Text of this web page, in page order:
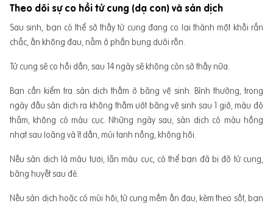
Theo dõi sự co hồi tử cung (dạ con) và sản dịch
Sau sinh, bạn có thể sờ thấy tử cung đang co lại thành một khối rắn
chắc, ấn không đau, nằm ở phần bụng dưới rốn.
Tử cung sẽ co hồi dần, sau 14 ngày sẽ không còn sờ thấy nữa.
Bạn cần kiểm tra sản dịch thấm ở băng vệ sinh. Bình thường, trong
ngày đầu sản dịch ra không thấm ướt băng vệ sinh sau 1 giờ, màu đỏ
thẫm, không có máu cục. Những ngày sau, sản dịch có màu hồng
nhạt sau loãng và ít dần, mùi tanh nồng, không hôi.
Nếu sản dịch là máu tươi, lẫn máu cục, có thể bạn đã bị đờ tử cung,
băng huyết sau đẻ.
Nếu sản dịch hoặc có mùi hôi, tử cung mềm ấn đau, kèm theo sốt, bạn